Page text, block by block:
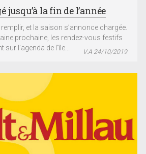
jusqu’à la fin de l’année
et la saison s’annonce chargée.
prochaine, les rendez-vous festifs
l’agenda de l’île...
V.A 24/10/2019